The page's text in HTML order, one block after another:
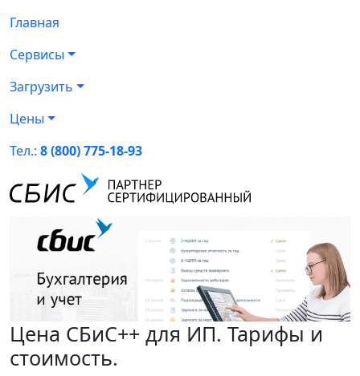
Главная
Сервисы
Загрузить
Цены
Тел.: 8 (800) 775-18-93
Цена СБиС++ для ИП. Тарифы и
стоимость.